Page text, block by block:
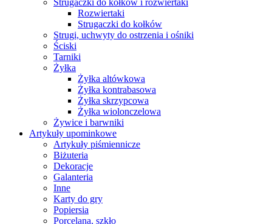
Strugaczki do kołków i rozwiertaki
Rozwiertaki
Strugaczki do kołków
Strugi, uchwyty do ostrzenia i ośniki
Ściski
Tarniki
Żyłka
Żyłka altówkowa
Żyłka kontrabasowa
Żyłka skrzypcowa
Żyłka wiolonczelowa
Żywice i barwniki
Artykuły upominkowe
Artykuły piśmiennicze
Biżuteria
Dekoracje
Galanteria
Inne
Karty do gry
Popiersia
Porcelana, szkło